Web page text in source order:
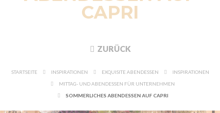
CAPRI
ZURÜCK
STARTSEITE INSPIRATIONEN EXQUISITE ABENDESSEN
INSPIRATIONEN
MITTAG- UND ABENDESSEN FÜR UNTERNEHMEN
SOMMERLICHES ABENDESSEN AUF CAPRI